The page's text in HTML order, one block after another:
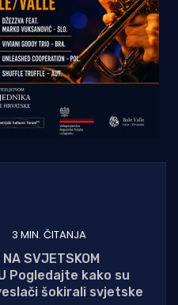
3 MIN. ČITANJA
SVJETSKOM
Pogledajte kako su
šokirali svjetske